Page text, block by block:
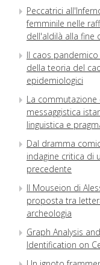
Peccatrici
femminile nelle
dell'aldilà alla fine
Il caos
della teoria del
epidemiologici
La commutazione
messaggistica
linguistica e
Dal dramma
indagine critica di
precedente
Il Mouseion di
proposta tra
archeologia
Graph Analysis
Identification on